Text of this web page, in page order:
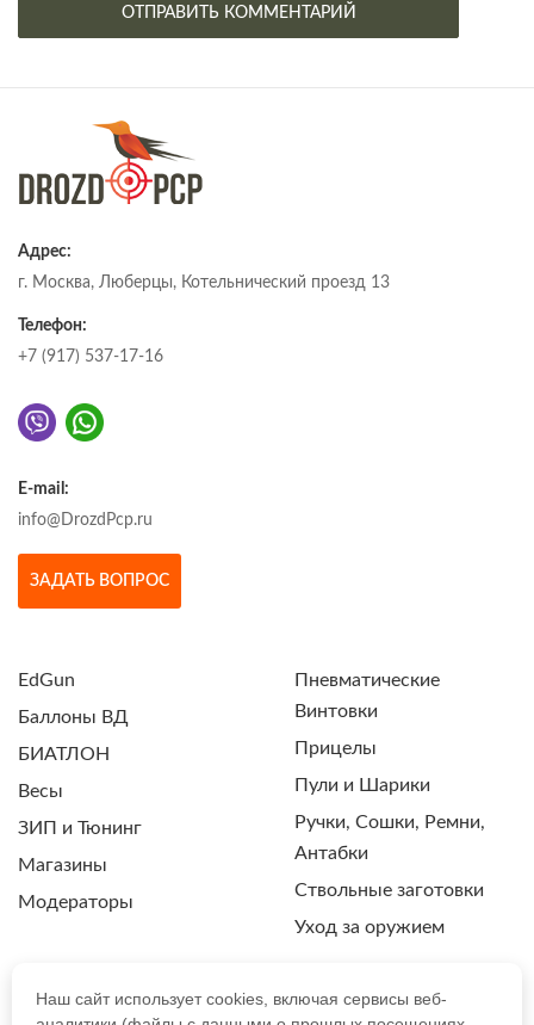
Адрес:
г. Москва, Люберцы, Котельнический проезд 13
Телефон:
+7 (917) 537-17-16
E-mail:
info@DrozdPcp.ru
ЗАДАТЬ ВОПРОС
EdGun
Баллоны ВД
БИАТЛОН
Весы
ЗИП и Тюнинг
Магазины
Модераторы
Пневматические
Винтовки
Прицелы
Пули и Шарики
Ручки, Сошки, Ремни,
Антабки
Ствольные заготовки
Уход за оружием
Наш сайт использует cookies, включая сервисы веб-